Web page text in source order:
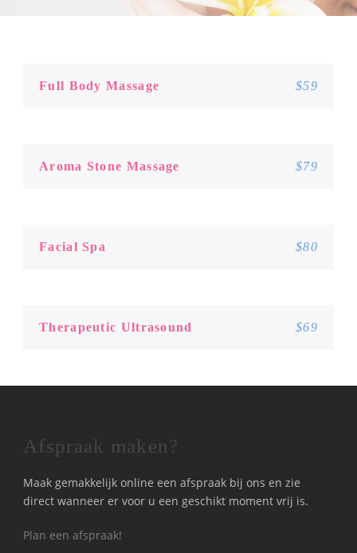
Full Body Massage $59
Aroma Stone Massage $79
Facial Spa $80
Therapeutic Ultrasound $69
Afspraak maken?
Maak gemakkelijk online een afspraak bij ons en zie
direct wanneer er voor u een geschikt moment vrij is.
Plan een afspraak!